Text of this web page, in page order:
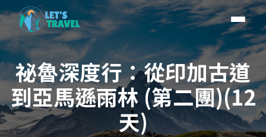
祕魯深度行：從印加古道
到亞馬遜雨林 (第二團)(12
天)